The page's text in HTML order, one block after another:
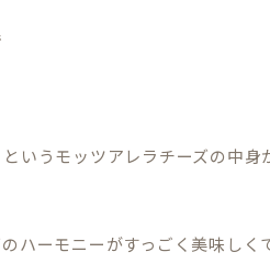
いうモッツアレラチーズの中
ハーモニーがすっごく美味しく